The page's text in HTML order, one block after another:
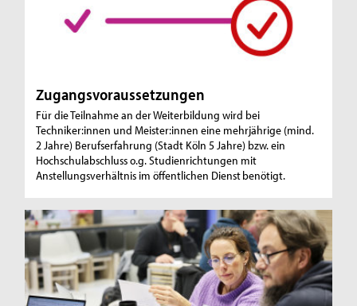
Zugangsvoraussetzungen
Für die Teilnahme an der Weiterbildung wird bei
Techniker:innen und Meister:innen eine mehrjährige (mind.
2 Jahre) Berufserfahrung (Stadt Köln 5 Jahre) bzw. ein
Hochschulabschluss o.g. Studienrichtungen mit
Anstellungsverhältnis im öffentlichen Dienst benötigt.